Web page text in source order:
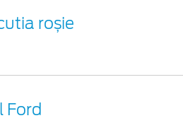
roșie
Ford